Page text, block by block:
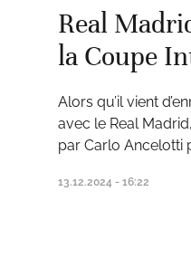
Real
la Coupe
Alors qu’il vient
avec le Real
par Carlo Ancelotti
13.12.2024 - 16:22